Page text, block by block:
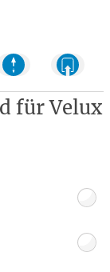
für Velux